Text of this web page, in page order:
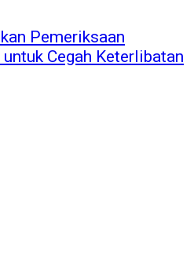
Pemeriksaan
Cegah Keterlibatan